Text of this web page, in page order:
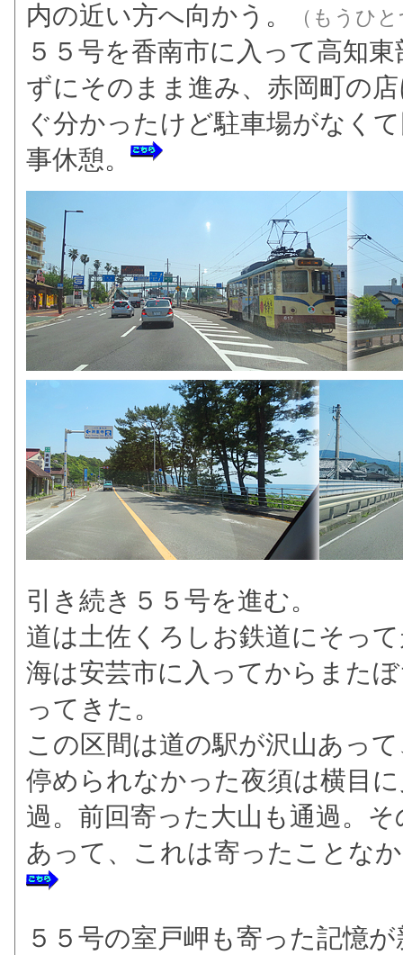
内の近い方へ向かう。
（もうひ
５５号を香南市に入って高知
ずにそのまま進み、赤岡町の
ぐ分かったけど駐車場がなく
事休憩。
引き続き５５号を進む。
道は土佐くろしお鉄道にそっ
海は安芸市に入ってからまた
ってきた。
この区間は道の駅が沢山あっ
停められなかった夜須は横目
過。前回寄った大山も通過。
あって、これは寄ったことな
５５号の室戸岬も寄った記憶